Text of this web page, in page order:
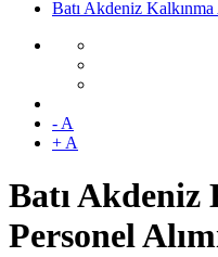
Batı Akdeniz Kalkınma
- A
+ A
Batı Akdeniz
Personel